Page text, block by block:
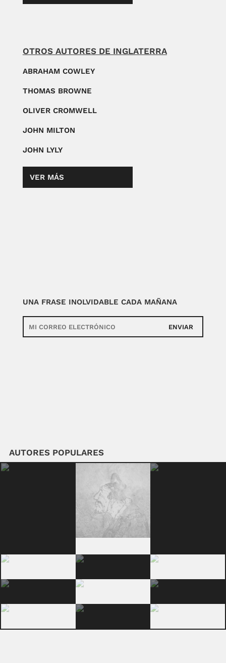
OTROS AUTORES DE INGLATERRA
ABRAHAM COWLEY
THOMAS BROWNE
OLIVER CROMWELL
JOHN MILTON
JOHN LYLY
VER MÁS
UNA FRASE INOLVIDABLE CADA MAÑANA
ENVIAR
AUTORES POPULARES